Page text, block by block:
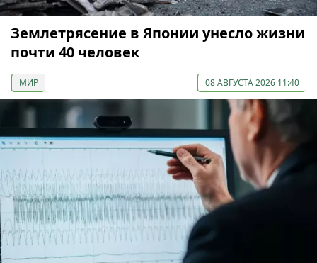
Землетрясение в Японии унесло жизни
почти 40 человек
МИР 08 АВГУСТА 2026 11:40